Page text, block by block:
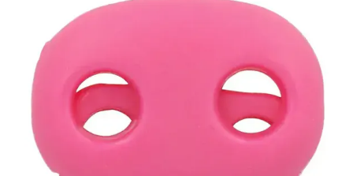
Naaimachines
Workshops
Tips & tricks
Cadeaubon